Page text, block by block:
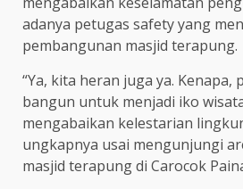
adanya petugas safety yang
pembangunan masjid terapung.
“Ya, kita heran juga ya. Kenapa,
bangun untuk menjadi iko
mengabaikan kelestarian
ungkapnya usai mengunjungi
masjid terapung di Carocok